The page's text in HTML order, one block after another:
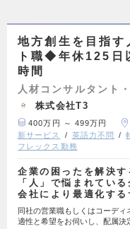
地方創生を目指
ト職◆年休125日
時間
人材コンサルタント
株式会社T3
400万円 ～ 499万円
新サービス
英語力不問
フレックス勤務
企業の困ったを解決す
「人」で悩まれてい
会社により最適化す
同社の営業職もしくはコーディ
適性と希望をお伺いし、配属決